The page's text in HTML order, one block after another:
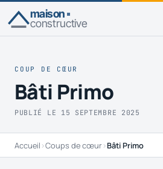
maison
constructive
COUP DE CŒUR
Bâti Primo
PUBLIÉ LE 15 SEPTEMBRE 2025
Accueil ›Coups de cœur›Bâti Primo